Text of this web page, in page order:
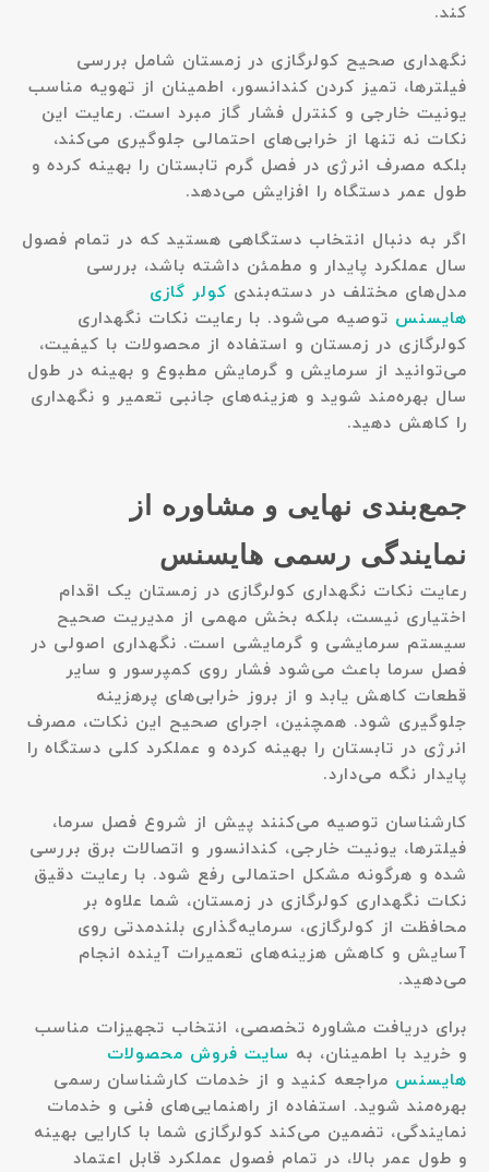
کند.
نگهداری صحیح کولرگازی در زمستان شامل بررسی
فیلترها، تمیز کردن کندانسور، اطمینان از تهویه مناسب
یونیت خارجی و کنترل فشار گاز مبرد است. رعایت این
نکات نه تنها از خرابی‌های احتمالی جلوگیری می‌کند،
بلکه مصرف انرژی در فصل گرم تابستان را بهینه کرده و
طول عمر دستگاه را افزایش می‌دهد.
اگر به دنبال انتخاب دستگاهی هستید که در تمام فصول
سال عملکرد پایدار و مطمئن داشته باشد، بررسی
مدل‌های مختلف در دسته‌بندی کولر گازی
هایسنس توصیه می‌شود. با رعایت نکات نگهداری
کولرگازی در زمستان و استفاده از محصولات با کیفیت،
می‌توانید از سرمایش و گرمایش مطبوع و بهینه در طول
سال بهره‌مند شوید و هزینه‌های جانبی تعمیر و نگهداری
را کاهش دهید.
جمع‌بندی نهایی و مشاوره از
نمایندگی رسمی هایسنس
رعایت نکات نگهداری کولرگازی در زمستان یک اقدام
اختیاری نیست، بلکه بخش مهمی از مدیریت صحیح
سیستم سرمایشی و گرمایشی است. نگهداری اصولی در
فصل سرما باعث می‌شود فشار روی کمپرسور و سایر
قطعات کاهش یابد و از بروز خرابی‌های پرهزینه
جلوگیری شود. همچنین، اجرای صحیح این نکات، مصرف
انرژی در تابستان را بهینه کرده و عملکرد کلی دستگاه را
پایدار نگه می‌دارد.
کارشناسان توصیه می‌کنند پیش از شروع فصل سرما،
فیلترها، یونیت خارجی، کندانسور و اتصالات برق بررسی
شده و هرگونه مشکل احتمالی رفع شود. با رعایت دقیق
نکات نگهداری کولرگازی در زمستان، شما علاوه بر
محافظت از کولرگازی، سرمایه‌گذاری بلندمدتی روی
آسایش و کاهش هزینه‌های تعمیرات آینده انجام
می‌دهید.
برای دریافت مشاوره تخصصی، انتخاب تجهیزات مناسب
و خرید با اطمینان، به سایت فروش محصولات
هایسنس مراجعه کنید و از خدمات کارشناسان رسمی
بهره‌مند شوید. استفاده از راهنمایی‌های فنی و خدمات
نمایندگی، تضمین می‌کند کولرگازی شما با کارایی بهینه
و طول عمر بالا، در تمام فصول عملکرد قابل اعتماد